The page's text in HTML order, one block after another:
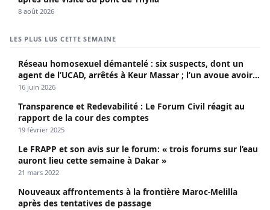
8 août 2026
LES PLUS LUS CETTE SEMAINE
Réseau homosexuel démantelé : six suspects, dont un
agent de l’UCAD, arrêtés à Keur Massar ; l’un avoue avoir
propagé le VIH depuis 2018
16 juin 2026
Transparence et Redevabilité : Le Forum Civil réagit au
rapport de la cour des comptes
19 février 2025
Le FRAPP et son avis sur le forum: « trois forums sur l’eau
auront lieu cette semaine à Dakar »
21 mars 2022
Nouveaux affrontements à la frontière Maroc-Melilla
après des tentatives de passage